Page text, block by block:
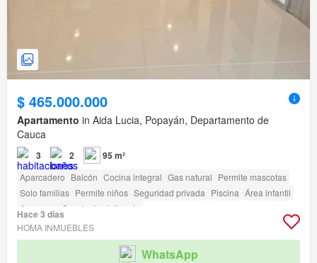
$ 465.000.000
Apartamento in Aida Lucia, Popayán, Departamento de
Cauca
3 2 95 m²
Aparcadero Balcón Cocina integral Gas natural Permite mascotas
Solo familias Permite niños Seguridad privada Piscina Área infantil
Ascensor
Caseta de vigilancia
Hace 3 días
HOMA INMUEBLES
WhatsApp